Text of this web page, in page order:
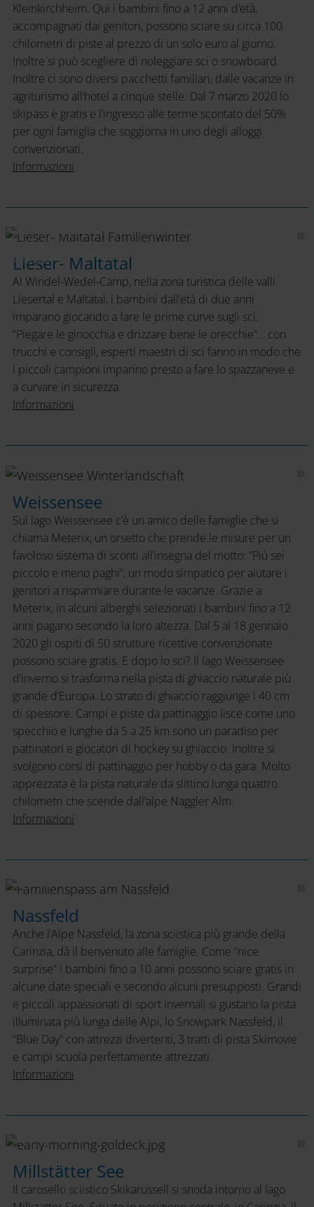
Kleinkirchheim. Qui i bambini fino a 12 anni d’età,
accompagnati dai genitori, possono sciare su circa 100
chilometri di piste al prezzo di un solo euro al giorno.
Inoltre si può scegliere di noleggiare sci o snowboard.
Inoltre ci sono diversi pacchetti familiari, dalle vacanze in
agriturismo all’hotel a cinque stelle. Dal 7 marzo 2020 lo
skipass è gratis e l’ingresso alle terme scontato del 50%
per ogni famiglia che soggiorna in uno degli alloggi
convenzionati.
Informazioni
Lieser-
Maltatal
Lieser- Maltatal
Al Windel-Wedel-Camp, nella zona turistica delle valli
Liesertal e Maltatal, i bambini dall’età di due anni
imparano giocando a fare le prime curve sugli sci.
“Piegare le ginocchia e drizzare bene le orecchie”… con
trucchi e consigli, esperti maestri di sci fanno in modo che
i piccoli campioni imparino presto a fare lo spazzaneve e
a curvare in sicurezza.
Informazioni
Weissensee
Weissensee
Sul lago Weissensee c’è un amico delle famiglie che si
chiama Meterix, un orsetto che prende le misure per un
favoloso sistema di sconti all’insegna del motto: “Più sei
piccolo e meno paghi”, un modo simpatico per aiutare i
genitori a risparmiare durante le vacanze. Grazie a
Meterix, in alcuni alberghi selezionati i bambini fino a 12
anni pagano secondo la loro altezza. Dal 5 al 18 gennaio
2020 gli ospiti di 50 strutture ricettive convenzionate
possono sciare gratis. E dopo lo sci? Il lago Weissensee
d’inverno si trasforma nella pista di ghiaccio naturale più
grande d’Europa. Lo strato di ghiaccio raggiunge i 40 cm
di spessore. Campi e piste da pattinaggio lisce come uno
specchio e lunghe da 5 a 25 km sono un paradiso per
pattinatori e giocatori di hockey su ghiaccio. Inoltre si
svolgono corsi di pattinaggio per hobby o da gara. Molto
apprezzata è la pista naturale da slittino lunga quattro
chilometri che scende dall’alpe Naggler Alm.
Informazioni
Nassfeld
Nassfeld
Anche l’Alpe Nassfeld, la zona sciistica più grande della
Carinzia, dà il benvenuto alle famiglie. Come “nice
surprise” i bambini fino a 10 anni possono sciare gratis in
alcune date speciali e secondo alcuni presupposti. Grandi
e piccoli appassionati di sport invernali si gustano la pista
illuminata più lunga delle Alpi, lo Snowpark Nassfeld, il
“Blue Day” con attrezzi divertenti, 3 tratti di pista Skimovie
e campi scuola perfettamente attrezzati.
Informazioni
Goldeck
Millstätter See
Il carosello sciistico Skikarussell si snoda intorno al lago